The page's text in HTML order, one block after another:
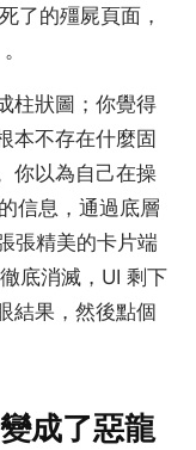
了的殭屍頁面，
柱狀圖；你覺得
本不存在什麼固
你以為自己在操
信息，通過底層
張精美的卡片端
底消滅，UI 剩下
結果，然後點個
成了惡龍